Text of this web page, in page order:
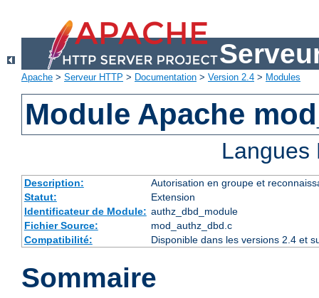
Apache > Serveur HTTP > Documentation > Version 2.4 > Modules
Module Apache
Description:
Autorisation en groupe et
Statut:
Extension
Identificateur de Module: authz_dbd_module
Fichier Source:
mod_authz_dbd.c
Compatibilité:
Disponible dans les versions 2.4 et
Sommaire